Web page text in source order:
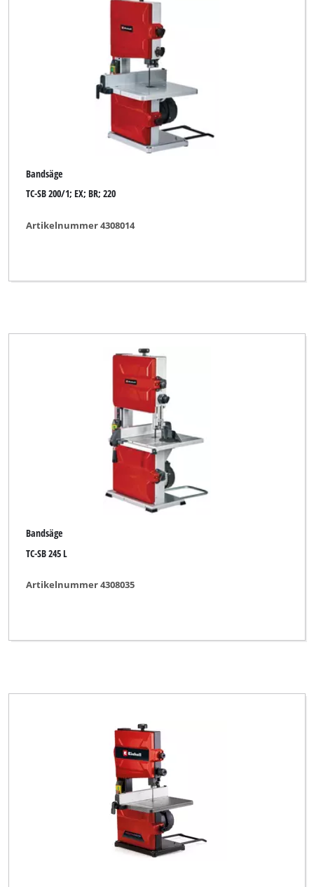
Bandsäge
TC-SB 200/1; EX; BR; 220
Artikelnummer 4308014
Bandsäge
TC-SB 245 L
Artikelnummer 4308035